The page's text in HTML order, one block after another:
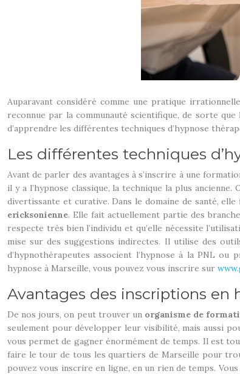
Auparavant considéré comme une pratique
reconnue par la communauté scientifique, de sorte
d’apprendre les différentes techniques d’hypnose
Les différentes techniques
Avant de parler des avantages à s’inscrire à une
il y a l’hypnose classique, la technique la plus
divertissante et curative. Dans le domaine de santé,
ericksonienne. Elle fait actuellement partie des
respecte très bien l’individu et qu’elle nécessite
mise sur des suggestions indirectes. Il utilise des
d’hypnothérapeutes associent l’hypnose à la PNL
hypnose à Marseille, vous pouvez vous inscrire sur
Avantages des inscriptions en
De nos jours, on peut trouver un organisme de
seulement pour développer leur visibilité, mais aussi
vous permet de gagner énormément de temps. Il est
faire le tour de tous les quartiers de Marseille pour
pouvez vous inscrire en ligne, en un rien de temps.